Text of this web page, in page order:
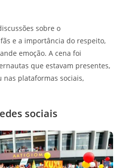
sobre o
e a importância do respeito,
emoção. A cena foi
que estavam presentes,
plataformas sociais,
sociais